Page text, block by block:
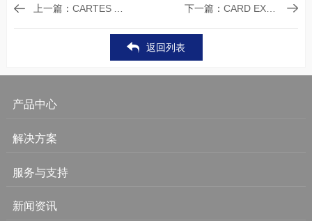
上一篇：CARTES AFRIQUE 2017 下一篇： CARD EXPO AFRICA 2017
返回列表
产品中心
解决方案
服务与支持
新闻资讯